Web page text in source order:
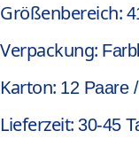
Größenbereich:
Verpackung:
Karton: 12 Paare
Lieferzeit: 30-45